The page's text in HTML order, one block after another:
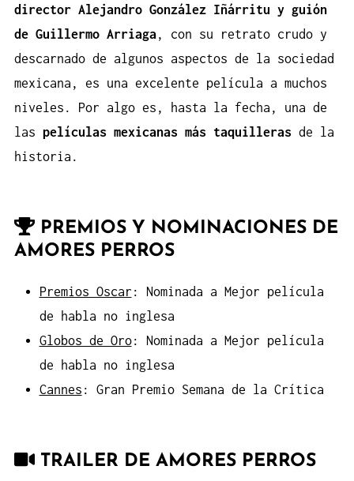
director Alejandro González Iñárritu y guión
de Guillermo Arriaga, con su retrato crudo y
descarnado de algunos aspectos de la sociedad
mexicana, es una excelente película a muchos
niveles. Por algo es, hasta la fecha, una de
las películas mexicanas más taquilleras de la
historia.
PREMIOS Y NOMINACIONES DE
AMORES PERROS
Premios Oscar : Nominada a Mejor película
de habla no inglesa
Globos de Oro: Nominada a Mejor película
de habla no inglesa
Cannes : Gran Premio Semana de la Crítica
TRAILER DE AMORES PERROS